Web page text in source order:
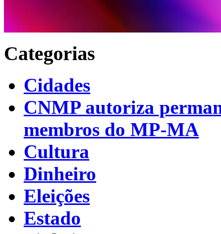
Categorias
Cidades
CNMP autoriza
membros do MP-MA
Cultura
Dinheiro
Eleições
Estado